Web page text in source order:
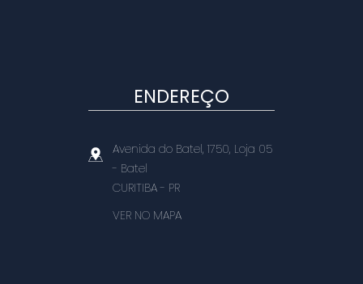
ENDEREÇO
Avenida do Batel, 1750, Loja 05
- Batel
CURITIBA- PR
VER NO MAPA